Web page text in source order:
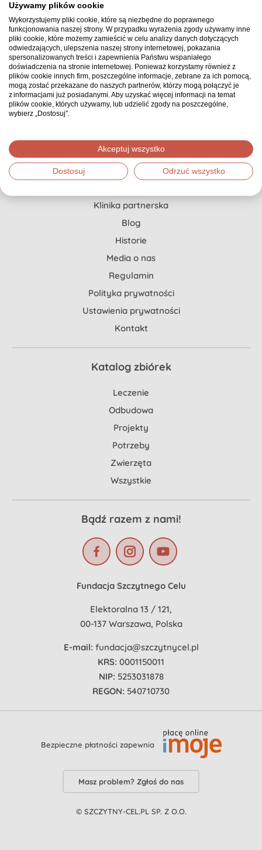
Pierwszy i jedyny w Polsce serwis zbiórkowy, gdzie
każda zbiórka ma opiekuna, który doradza, co
możesz zrobić, żeby zebrać znacznie więcej.
Pomoc dla Ciebie
Jak stworzyć zbiórkę?
Klinika partnerska
Blog
Historie
Media o nas
Regulamin
Polityka prywatności
Ustawienia prywatności
Kontakt
Katalog zbiórek
Leczenie
Odbudowa
Projekty
Potrzeby
Zwierzęta
Wszystkie
Bądź razem z nami!
Fundacja Szczytnego Celu
Elektoralna 13 / 121,
00-137 Warszawa, Polska
E-mail: fundacja@szczytnycel.pl
KRS: 0001150011
NIP: 5253031878
REGON: 540710730
Bezpieczne płatności zapewnia
Masz problem? Zgłoś do nas
© SZCZYTNY-CEL.PL SP. Z O.O.
Używamy plików cookie
Wykorzystujemy pliki cookie, które są niezbędne do poprawnego
funkcjonowania naszej strony. W przypadku wyrażenia zgody używamy inne
pliki cookie, które możemy zamieścić w celu analizy danych dotyczących
odwiedzających, ulepszenia naszej strony internetowej, pokazania
spersonalizowanych treści i zapewnienia Państwu wspaniałego
doświadczenia na stronie internetowej. Ponieważ korzystamy również z
plików cookie innych firm, poszczególne informacje, zebrane za ich pomocą,
mogą zostać przekazane do naszych partnerów, którzy mogą połączyć je
z informacjami już posiadanymi. Aby uzyskać więcej informacji na temat
plików cookie, których używamy, lub udzielić zgody na poszczególne,
wybierz „Dostosuj”.
Akceptuj wszystko
Dostosuj Odrzuć wszystko